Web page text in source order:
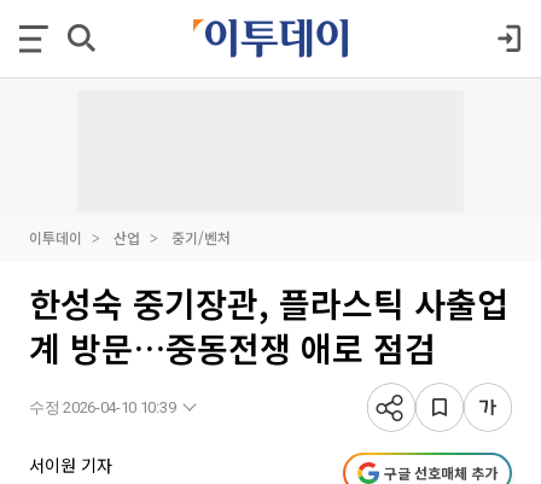
이투데이 산업 중기/벤처
한성숙 중기장관, 플라스틱 사출업
계 방문…중동전쟁 애로 점검
수정 2026-04-10 10:39
서이원 기자 구글 선호매체 추가